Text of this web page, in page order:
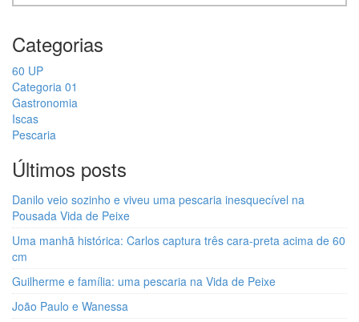
Categorias
60 UP
Categoria 01
Gastronomia
Iscas
Pescaria
Últimos posts
Danilo veio sozinho e viveu uma pescaria inesquecível na
Pousada Vida de Peixe
Uma manhã histórica: Carlos captura três cara-preta acima de 60
cm
Guilherme e família: uma pescaria na Vida de Peixe
João Paulo e Wanessa